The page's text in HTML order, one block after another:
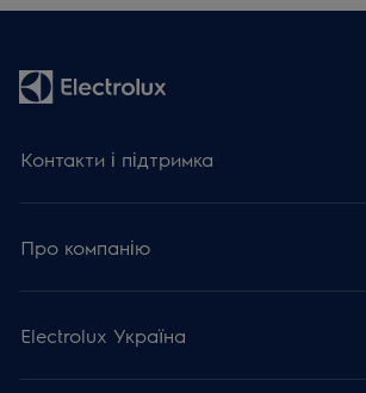
Контакти і підтримка
Про компанію
Electrolux Україна